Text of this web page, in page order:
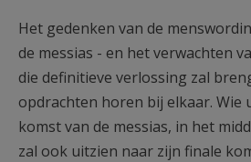
Het gedenken van de
de messias - en het verwachten
die definitieve verlossing zal
opdrachten horen bij elkaar. Wie
komst van de messias, in het
zal ook uitzien naar zijn finale